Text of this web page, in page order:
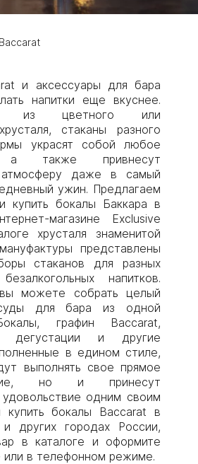
и аксессуары для бара
напитки еще вкуснее.
из цветного или
стаканы разного
украсят собой любое
а также привнесут
атмосферу даже в самый
ужин. Предлагаем
купить бокалы Баккара в
магазине Exclusive
хрусталя знаменитой
представлены
стаканов для разных
напитков.
можете собрать целый
для бара из одной
графин Baccarat,
дегустации и другие
в едином стиле,
выполнять свое прямое
но и принесут
удовольствие одним своим
бокалы Baccarat в
других городах России,
в каталоге и оформите
или в телефонном режиме.